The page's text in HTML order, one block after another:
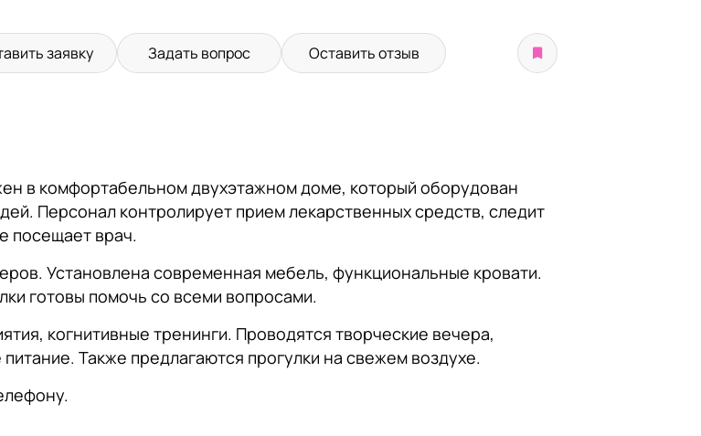
заявку Задать вопрос Оставить отзыв
в комфортабельном двухэтажном доме, который оборудован
Персонал контролирует прием лекарственных средств, следит
посещает врач.
Установлена современная мебель, функциональные кровати.
готовы помочь со всеми вопросами.
когнитивные тренинги. Проводятся творческие вечера,
Также предлагаются прогулки на свежем воздухе.